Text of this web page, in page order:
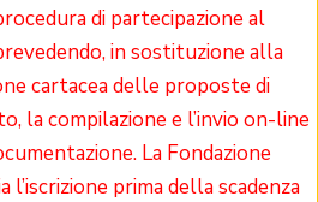
di partecipazione al
in sostituzione alla
cartacea delle proposte di
la compilazione e l’invio on-line
La Fondazione
l’iscrizione prima della scadenza